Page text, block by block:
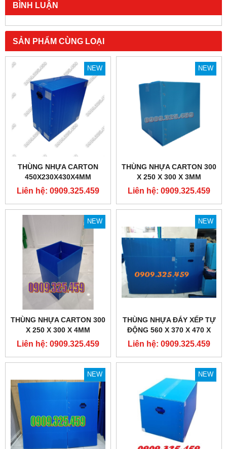
BÌNH LUẬN
SẢN PHẨM CÙNG LOẠI
NEW
THÙNG NHỰA CARTON
450X230X430X4MM
Liên hệ: 0909.325.459
NEW
THÙNG NHỰA CARTON 300
X 250 X 300 X 3MM
Liên hệ: 0909.325.459
NEW
THÙNG NHỰA CARTON 300
X 250 X 300 X 4MM
Liên hệ: 0909.325.459
NEW
THÙNG NHỰA ĐÁY XẾP TỰ
ĐỘNG 560 X 370 X 470 X
4MM
Liên hệ: 0909.325.459
NEW NEW